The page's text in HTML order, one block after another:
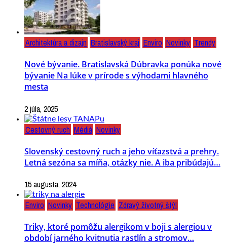
Architektúra a dizajn Bratislavský kraj Enviro Novinky Trendy
Nové bývanie. Bratislavská Dúbravka ponúka nové
bývanie Na lúke v prírode s výhodami hlavného
mesta
2 júla, 2025
Cestovný ruch Médiá Novinky
Slovenský cestovný ruch a jeho víťazstvá a prehry.
Letná sezóna sa míňa, otázky nie. A iba pribúdajú…
15 augusta, 2024
Enviro Novinky Technológie Zdravý životný štýl
Triky, ktoré pomôžu alergikom v boji s alergiou v
období jarného kvitnutia rastlín a stromov…